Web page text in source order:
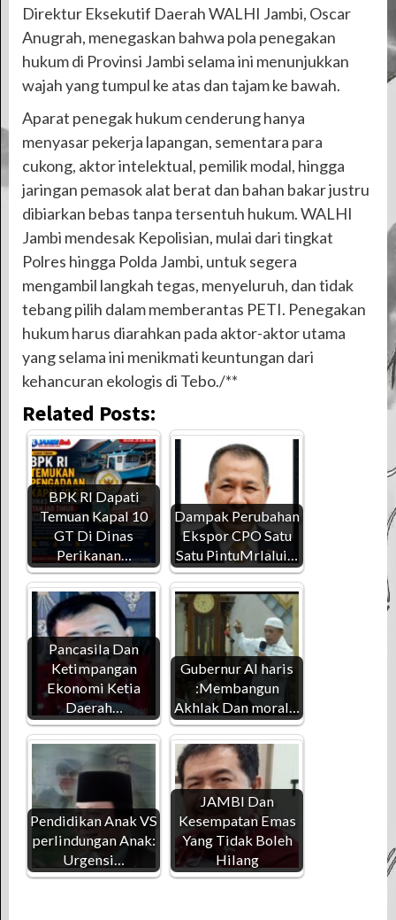
Direktur Eksekutif Daerah WALHI Jambi, Oscar
Anugrah, menegaskan bahwa pola penegakan
hukum di Provinsi Jambi selama ini menunjukkan
wajah yang tumpul ke atas dan tajam ke bawah.
Aparat penegak hukum cenderung hanya
menyasar pekerja lapangan, sementara para
cukong, aktor intelektual, pemilik modal, hingga
jaringan pemasok alat berat dan bahan bakar justru
dibiarkan bebas tanpa tersentuh hukum. WALHI
Jambi mendesak Kepolisian, mulai dari tingkat
Polres hingga Polda Jambi, untuk segera
mengambil langkah tegas, menyeluruh, dan tidak
tebang pilih dalam memberantas PETI. Penegakan
hukum harus diarahkan pada aktor-aktor utama
yang selama ini menikmati keuntungan dari
kehancuran ekologis di Tebo./**
Related Posts:
BPK RI Dapati
Temuan Kapal 10
GT Di Dinas
Perikanan…
Dampak Perubahan
Ekspor CPO Satu
Satu PintuMrlalui…
Pancasila Dan
Ketimpangan
Ekonomi Ketia
Daerah…
Gubernur Al haris
:Membangun
Akhlak Dan moral…
Pendidikan Anak VS
perlindungan Anak:
Urgensi…
JAMBI Dan
Kesempatan Emas
Yang Tidak Boleh
Hilang